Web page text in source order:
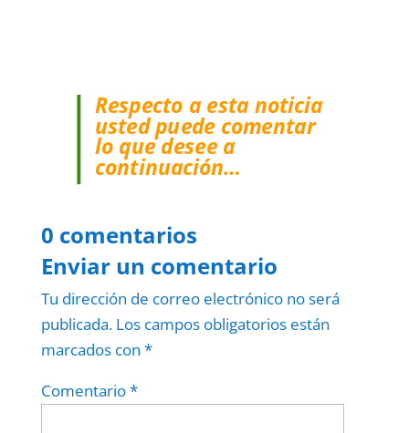
Respecto a esta noticia
usted puede comentar
lo que desee a
continuación…
0 comentarios
Enviar un comentario
Tu dirección de correo electrónico no será
publicada. Los campos obligatorios están
marcados con *
Comentario*